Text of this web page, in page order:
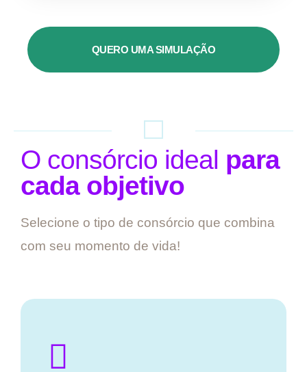
QUERO UMA SIMULAÇÃO
O consórcio ideal para
cada objetivo
Selecione o tipo de consórcio que combina
com seu momento de vida!